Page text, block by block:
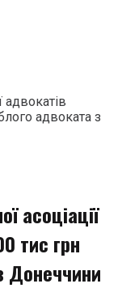
адвокатів
адвоката з
асоціації
тис грн
Донеччини